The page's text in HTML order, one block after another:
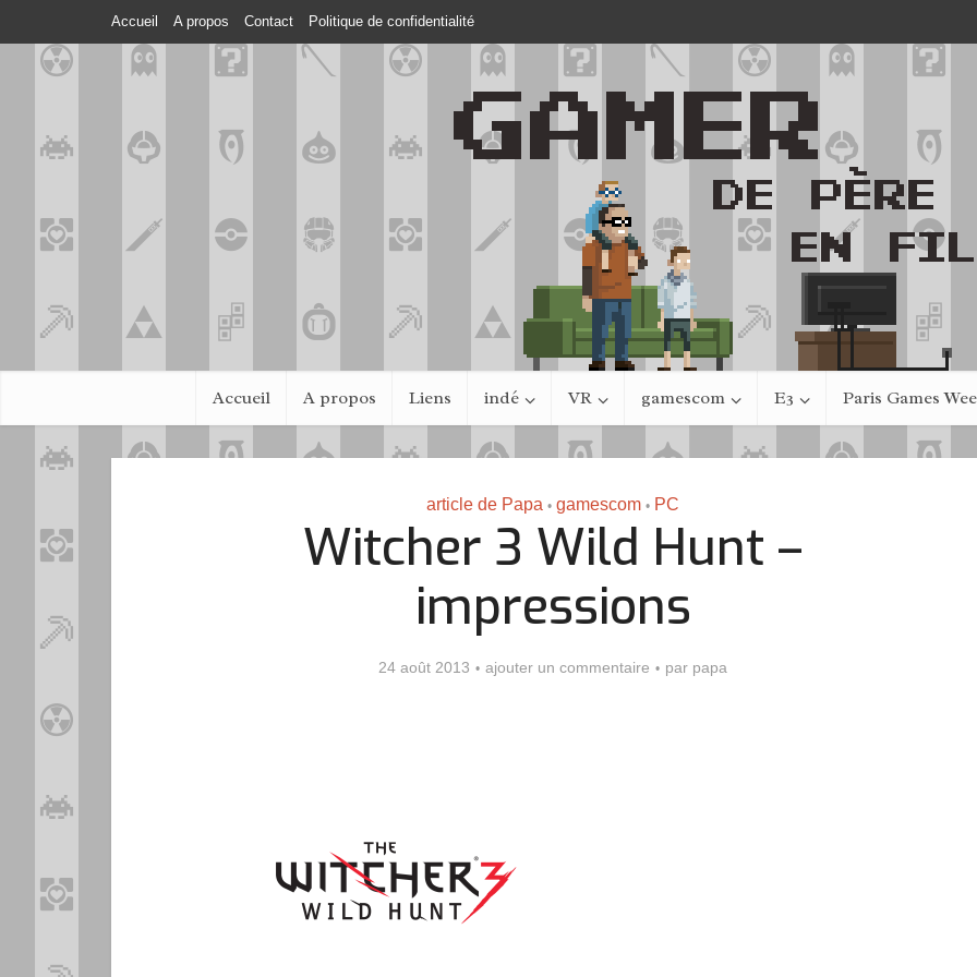
Accueil A propos Contact Politique de confidentialité
Accueil A propos Liens indé VR gamescom E3 Paris Games
article de Papa • gamescom • PC
Witcher 3 Wild Hunt –
impressions
24 août 2013 ajouter un commentaire par papa